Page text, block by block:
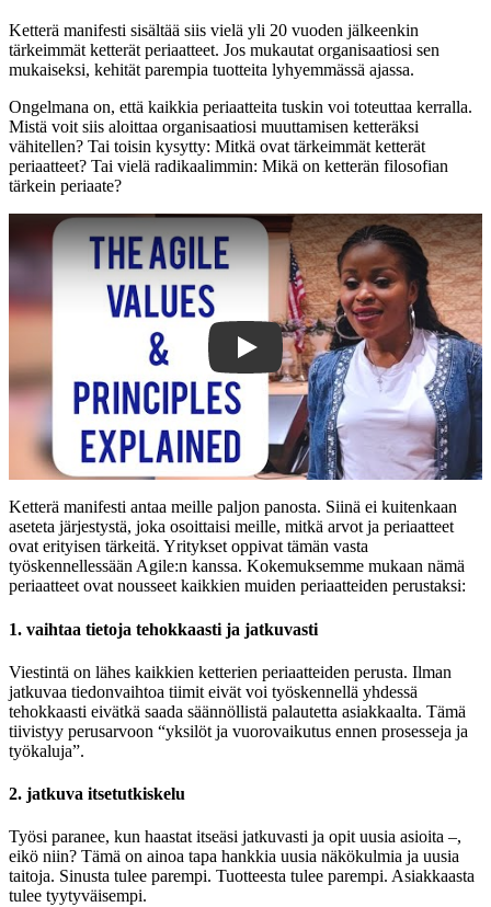
Ketterä manifesti sisältää siis vielä yli 20 vuoden jälkeenkin
tärkeimmät ketterät periaatteet. Jos mukautat organisaatiosi sen
mukaiseksi, kehität parempia tuotteita lyhyemmässä ajassa.
Ongelmana on, että kaikkia periaatteita tuskin voi toteuttaa kerralla.
Mistä voit siis aloittaa organisaatiosi muuttamisen ketteräksi
vähitellen? Tai toisin kysytty: Mitkä ovat tärkeimmät ketterät
periaatteet? Tai vielä radikaalimmin: Mikä on ketterän filosofian
tärkein periaate?
Ketterä manifesti antaa meille paljon panosta. Siinä ei kuitenkaan
aseteta järjestystä, joka osoittaisi meille, mitkä arvot ja periaatteet
ovat erityisen tärkeitä. Yritykset oppivat tämän vasta
työskennellessään Agile:n kanssa. Kokemuksemme mukaan nämä
periaatteet ovat nousseet kaikkien muiden periaatteiden perustaksi:
1. vaihtaa tietoja tehokkaasti ja jatkuvasti
Viestintä on lähes kaikkien ketterien periaatteiden perusta. Ilman
jatkuvaa tiedonvaihtoa tiimit eivät voi työskennellä yhdessä
tehokkaasti eivätkä saada säännöllistä palautetta asiakkaalta. Tämä
tiivistyy perusarvoon “yksilöt ja vuorovaikutus ennen prosesseja ja
työkaluja”.
2. jatkuva itsetutkiskelu
Työsi paranee, kun haastat itseäsi jatkuvasti ja opit uusia asioita –,
eikö niin? Tämä on ainoa tapa hankkia uusia näkökulmia ja uusia
taitoja. Sinusta tulee parempi. Tuotteesta tulee parempi. Asiakkaasta
tulee tyytyväisempi.